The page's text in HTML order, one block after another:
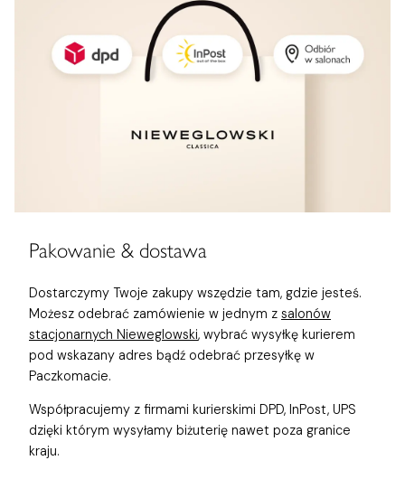
Pakowanie & dostawa
Dostarczymy Twoje zakupy wszędzie tam, gdzie jesteś.
Możesz odebrać zamówienie w jednym z salonów
stacjonarnych Nieweglowski, wybrać wysyłkę kurierem
pod wskazany adres bądź odebrać przesyłkę w
Paczkomacie.
Współpracujemy z firmami kurierskimi DPD, InPost, UPS
dzięki którym wysyłamy biżuterię nawet poza granice
kraju.